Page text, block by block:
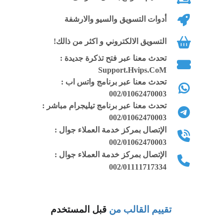
أدوات التسويق والسيو والارشفة
التسويق الالكتروني و اكثر من ذالك!
تحدث معنا عبر فتح تذكرة جديدة :
Support.Hvips.CoM
تحدث معنا عبر برنامج واتس اب :
002/01062470003
تحدث معنا عبر برنامج تيليجرام مباشر :
002/01062470003
الإتصال بمركز خدمة العملاء جوال :
002/01062470003
الإتصال بمركز خدمة العملاء جوال :
002/01111717334
تقييم القالب من قبل المستخدم